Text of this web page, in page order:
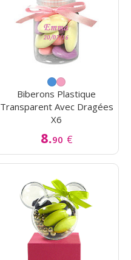
Biberons Plastique
Transparent Avec Dragées
X6
8.90 €